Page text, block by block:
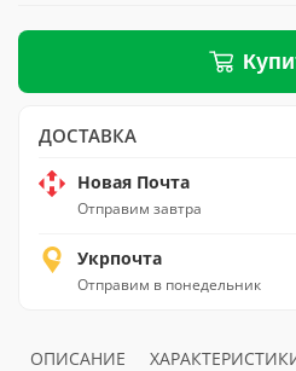
ДОСТАВКА
Новая Почта
Отправим завтра
Укрпочта
Отправим в понедельник
ОПИСАНИЕ